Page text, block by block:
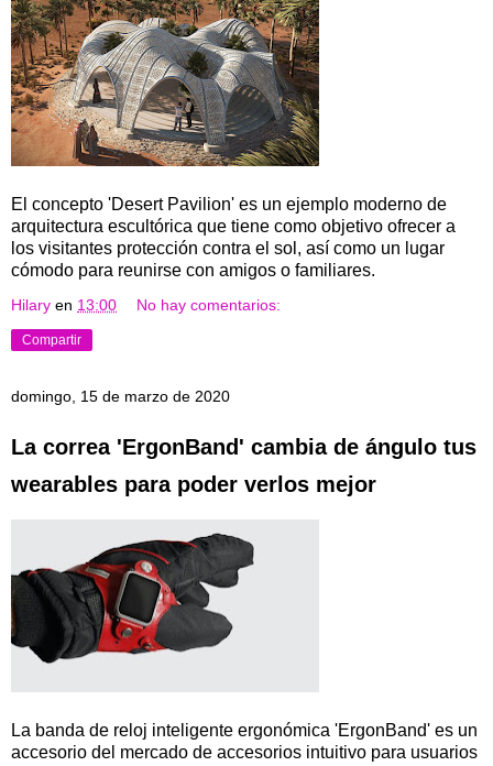
El concepto 'Desert Pavilion' es un ejemplo moderno de
arquitectura escultórica que tiene como objetivo ofrecer a
los visitantes protección contra el sol, así como un lugar
cómodo para reunirse con amigos o familiares.
Hilary en 13:00 No hay comentarios:
Compartir
domingo, 15 de marzo de 2020
La correa 'ErgonBand' cambia de ángulo tus
wearables para poder verlos mejor
La banda de reloj inteligente ergonómica 'ErgonBand' es un
accesorio del mercado de accesorios intuitivo para usuarios